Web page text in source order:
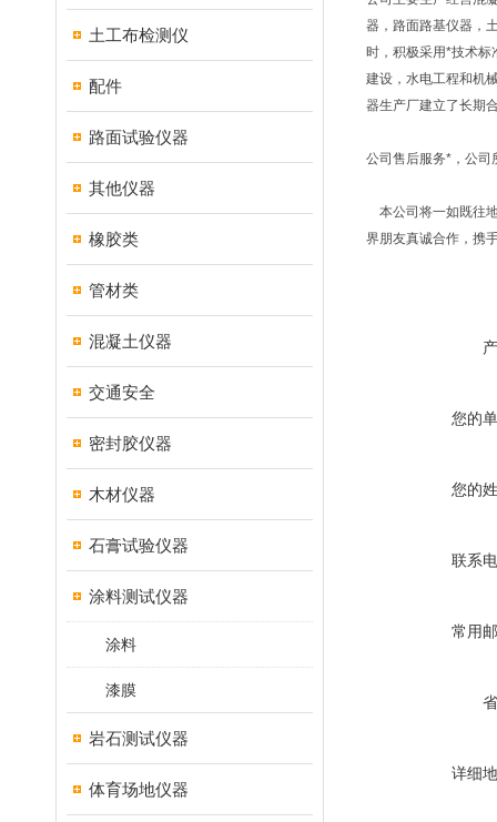
土工布检测仪
配件
路面试验仪器
其他仪器
橡胶类
管材类
混凝土仪器
交通安全
密封胶仪器
木材仪器
石膏试验仪器
涂料测试仪器
涂料
漆膜
岩石测试仪器
体育场地仪器
器，路面路基仪器，
时，积极采用*技术
建设，水电工程和机
器生产厂建立了长期
公司售后服务*，公司
本公司将一如既往
界朋友真诚合作，携
您的
您的
联系
常用
详细